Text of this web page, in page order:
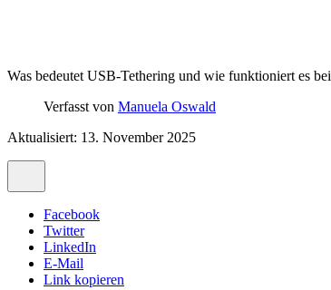
Was bedeutet USB-Tethering und wie funktioniert es
Verfasst von Manuela Oswald
Aktualisiert: 13. November 2025
Facebook
Twitter
LinkedIn
E-Mail
Link kopieren